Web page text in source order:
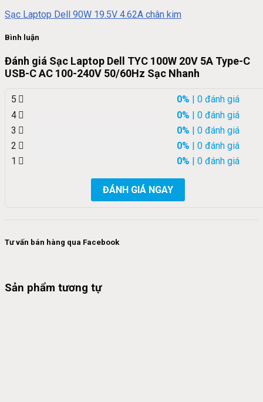
Sạc Laptop Dell 90W 19.5V 4.62A chân kim
Bình luận
Đánh giá Sạc Laptop Dell TYC 100W 20V 5A Type-C
USB-C AC 100-240V 50/60Hz Sạc Nhanh
5 0% | 0 đánh giá
4
0% | 0 đánh giá
3
0% | 0 đánh giá
2
0% | 0 đánh giá
1
0% | 0 đánh giá
ĐÁNH GIÁ NGAY
Tư vấn bán hàng qua Facebook
Sản phẩm tương tự